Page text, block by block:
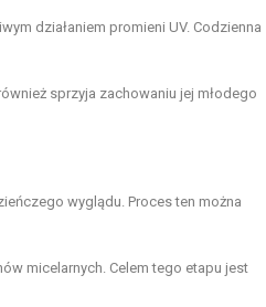
działaniem promieni UV. Codzienna
sprzyja zachowaniu jej młodego
wyglądu. Proces ten można
micelarnych. Celem tego etapu jest